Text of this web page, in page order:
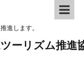
進します。
ーリズム推進